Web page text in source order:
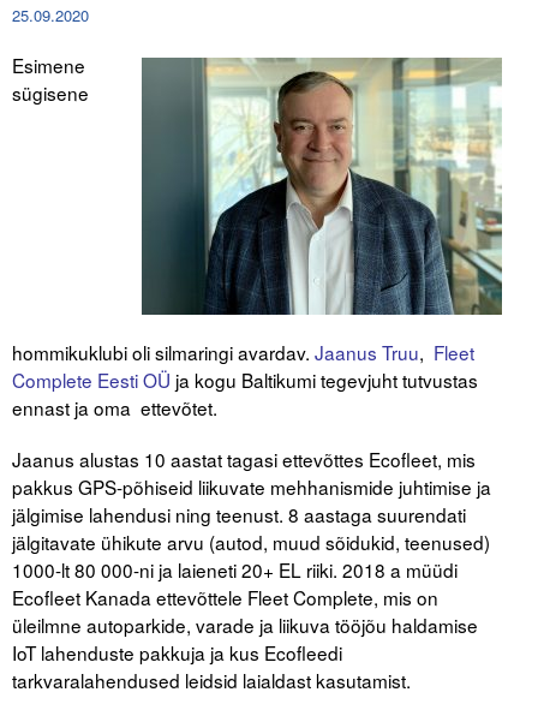
Liikmete pakkumised
Astu ICC Eesti liikmeks!
Viidad
ICC WBO
ICC komisjonid
Digiraamatukogu
Juhendid ja väljaanded
Videod
Kontakt
25.09.2020
Esimene
sügisene
hommikuklubi oli silmaringi avardav. Jaanus Truu, Fleet
Complete Eesti OÜ ja kogu Baltikumi tegevjuht tutvustas
ennast ja oma ettevõtet.
Jaanus alustas 10 aastat tagasi ettevõttes Ecofleet, mis
pakkus GPS-põhiseid liikuvate mehhanismide juhtimise ja
jälgimise lahendusi ning teenust. 8 aastaga suurendati
jälgitavate ühikute arvu (autod, muud sõidukid, teenused)
1000-lt 80 000-ni ja laieneti 20+ EL riiki. 2018 a müüdi
Ecofleet Kanada ettevõttele Fleet Complete, mis on
üleilmne autoparkide, varade ja liikuva tööjõu haldamise
IoT lahenduste pakkuja ja kus Ecofleedi
tarkvaralahendused leidsid laialdast kasutamist.